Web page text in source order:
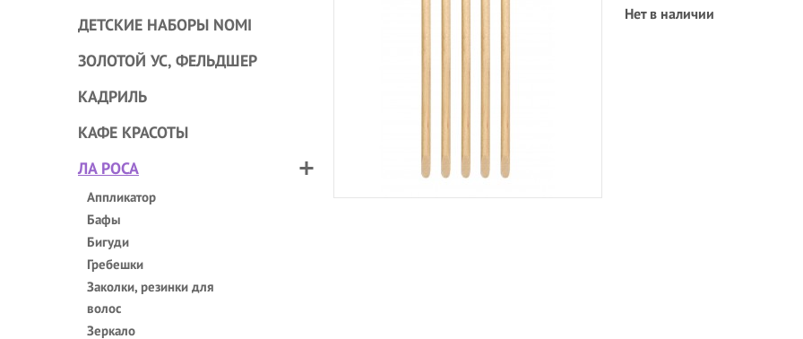
ДЕТСКИЕ НАБОРЫ NOMI
ЗОЛОТОЙ УС, ФЕЛЬДШЕР
КАДРИЛЬ
КАФЕ КРАСОТЫ
ЛА РОСА
Аппликатор
Бафы
Бигуди
Гребешки
Заколки, резинки для
волос
Зеркало
Нет в наличии